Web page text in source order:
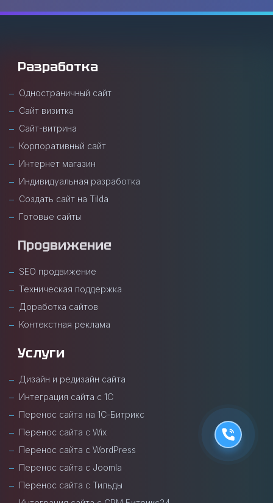
Разработка
Одностраничный сайт
Сайт визитка
Сайт-витрина
Корпоративный сайт
Интернет магазин
Индивидуальная разработка
Создать сайт на Tilda
Готовые сайты
Продвижение
SEO продвижение
Техническая поддержка
Доработка сайтов
Контекстная реклама
Услуги
Дизайн и редизайн сайта
Интеграция сайта с 1С
Перенос сайта на 1С-Битрикс
Перенос сайта с Wix
Перенос сайта с WordPress
Перенос сайта с Joomla
Перенос сайта с Тильды